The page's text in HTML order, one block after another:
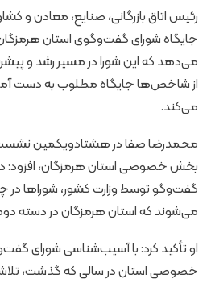
رئیس اتاق بازرگانی، صنایع، معادن و
جایگاه شورای گفت‌وگوی استان هرمزگان
می‌دهد که این شورا در مسیر رشد و
از شاخص‌ها جایگاه مطلوب به دست آمده
می‌کند.
محمدرضا صفا در هشتادویکمین
بخش خصوصی استان هرمزگان، افزود: در
گفت‌وگو توسط وزارت کشور، شوراها در
می‌شوند که استان هرمزگان در دسته
او تأکید کرد: با آسیب‌شناسی شورای
خصوصی استان در سالی که گذشت،